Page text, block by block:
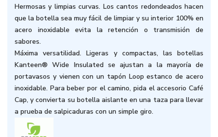
Hermosas y limpias curvas. Los cantos redondeados hacen
que la botella sea muy fácil de limpiar y su interior 100% en
acero inoxidable evita la retención o transmisión de
sabores.
Máxima versatilidad. Ligeras y compactas, las botellas
Kanteen® Wide Insulated se ajustan a la mayoría de
portavasos y vienen con un tapón Loop estanco de acero
inoxidable. Para beber por el camino, pida el accesorio Café
Cap, y convierta su botella aislante en una taza para llevar
a prueba de salpicaduras con un simple giro.